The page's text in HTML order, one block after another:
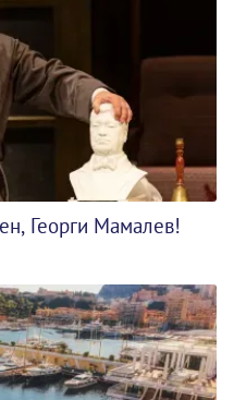
Георги Мамалев!